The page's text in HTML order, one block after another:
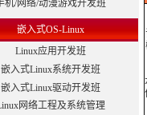
机/网络/动漫游戏开发班
嵌入式OS-Linux
Linux应用开发班
嵌入式Linux系统开发班
嵌入式Linux驱动开发班
网络工程及系统管理